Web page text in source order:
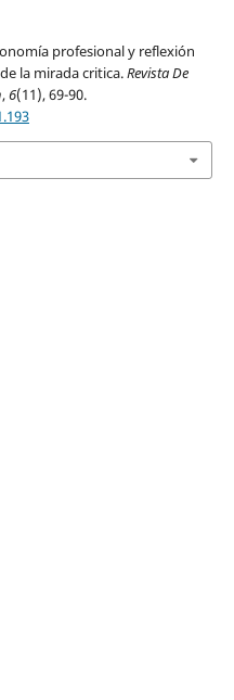
profesional y reflexión
la mirada critica.Revista De
,6(11), 69-90.